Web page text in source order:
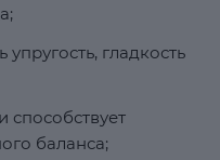
гладкость
способствует
баланса;